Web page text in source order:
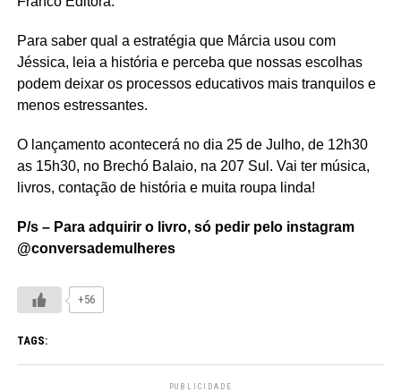
Para saber qual a estratégia que Márcia usou com
Jéssica, leia a história e perceba que nossas escolhas
podem deixar os processos educativos mais tranquilos e
menos estressantes.
O lançamento acontecerá no dia 25 de Julho, de 12h30
as 15h30, no Brechó Balaio, na 207 Sul. Vai ter música,
livros, contação de história e muita roupa linda!
P/s – Para adquirir o livro, só pedir pelo instagram
@conversademulheres
+56
TAGS:
PUBLICIDADE